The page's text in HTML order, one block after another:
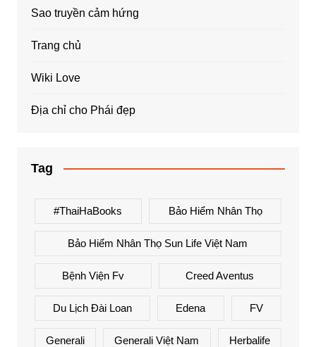
Sao truyền cảm hứng
Trang chủ
Wiki Love
Địa chỉ cho Phái đẹp
Tag
#ThaiHaBooks Bảo Hiểm Nhân Thọ
Bảo Hiểm Nhân Thọ Sun Life Việt Nam
Bệnh Viện Fv Creed Aventus
Du Lịch Đài Loan Edena FV
Generali Generali Việt Nam Herbalife